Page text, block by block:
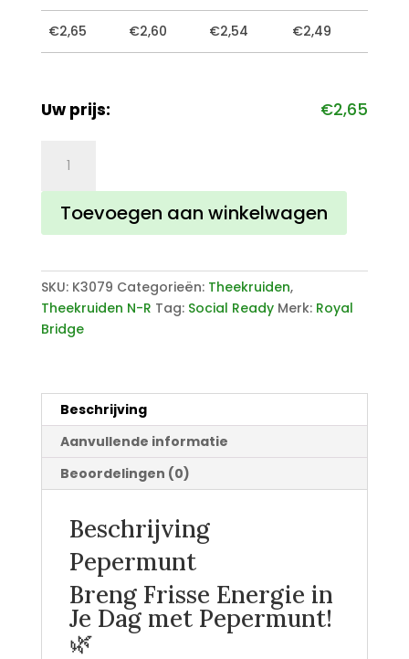
€2,65 €2,60 €2,54 €2,49
Uw prijs: €2,65
aantal
Toevoegen aan winkelwagen
SKU: K3079 Categorieën: Theekruiden,
Theekruiden N-R Tag: Social Ready Merk: Royal
Bridge
Beschrijving
Aanvullende informatie
Beoordelingen (0)
Beschrijving
Pepermunt
Breng Frisse Energie in
Je Dag met Pepermunt!
🌿